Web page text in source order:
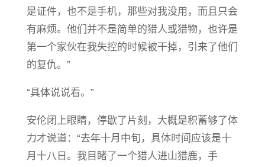
是证件，也不是手机，那些对我没用，而且只会
有麻烦。他们并不是简单的猎人或猎物，也许是
第一个家伙在我失控的时候被干掉，引来了他们
的复仇。”
“具体说说看。”
安伦闭上眼睛，停歇了片刻，大概是积蓄够了体
力才说道：“去年十月中旬，具体时间应该是十
月十八日。我目睹了一个猎人进山猎鹿，手